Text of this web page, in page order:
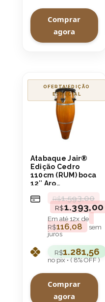
Comprar
agora
OFERTA!
Atabaque Jair®
Edição Cedro
110cm (RUM) boca
12″ Aro
R$1.593,00
R$1.393,00
Em até12x de
R$116,08
sem
juros
R$1.281,56
no pix • ( 8% OFF )
Comprar
agora